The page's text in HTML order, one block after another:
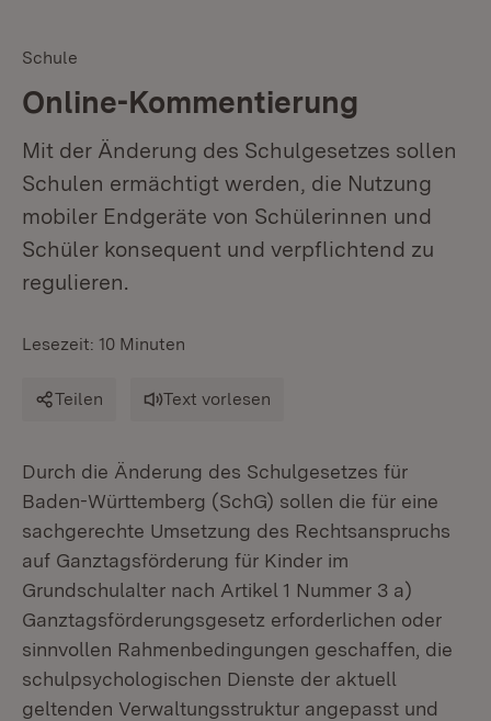
Schule
Online-Kommentierung
Mit der Änderung des Schulgesetzes sollen
Schulen ermächtigt werden, die Nutzung
mobiler Endgeräte von Schülerinnen und
Schüler konsequent und verpflichtend zu
regulieren.
Lesezeit: 10 Minuten
Teilen Text vorlesen
Durch die Änderung des Schulgesetzes für
Baden-Württemberg (SchG) sollen die für eine
sachgerechte Umsetzung des Rechtsanspruchs
auf Ganztagsförderung für Kinder im
Grundschulalter nach Artikel 1 Nummer 3 a)
Ganztagsförderungsgesetz erforderlichen oder
sinnvollen Rahmenbedingungen geschaffen, die
schulpsychologischen Dienste der aktuell
geltenden Verwaltungsstruktur angepasst und